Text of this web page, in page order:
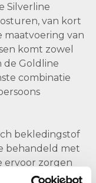
Silverline
van kort
maatvoering van
komt zowel
de Goldline
combinatie
bekledingstof
behandeld met
ervoor zorgen
fris blijft. De